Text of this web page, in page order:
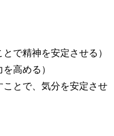
で精神を安定させる）
高める）
とで、気分を安定させ